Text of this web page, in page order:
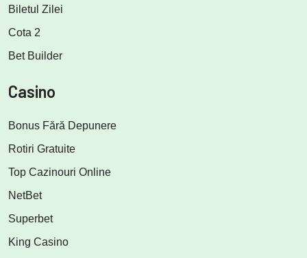
Biletul Zilei
Cota 2
Bet Builder
Casino
Bonus Fără Depunere
Rotiri Gratuite
Top Cazinouri Online
NetBet
Superbet
King Casino